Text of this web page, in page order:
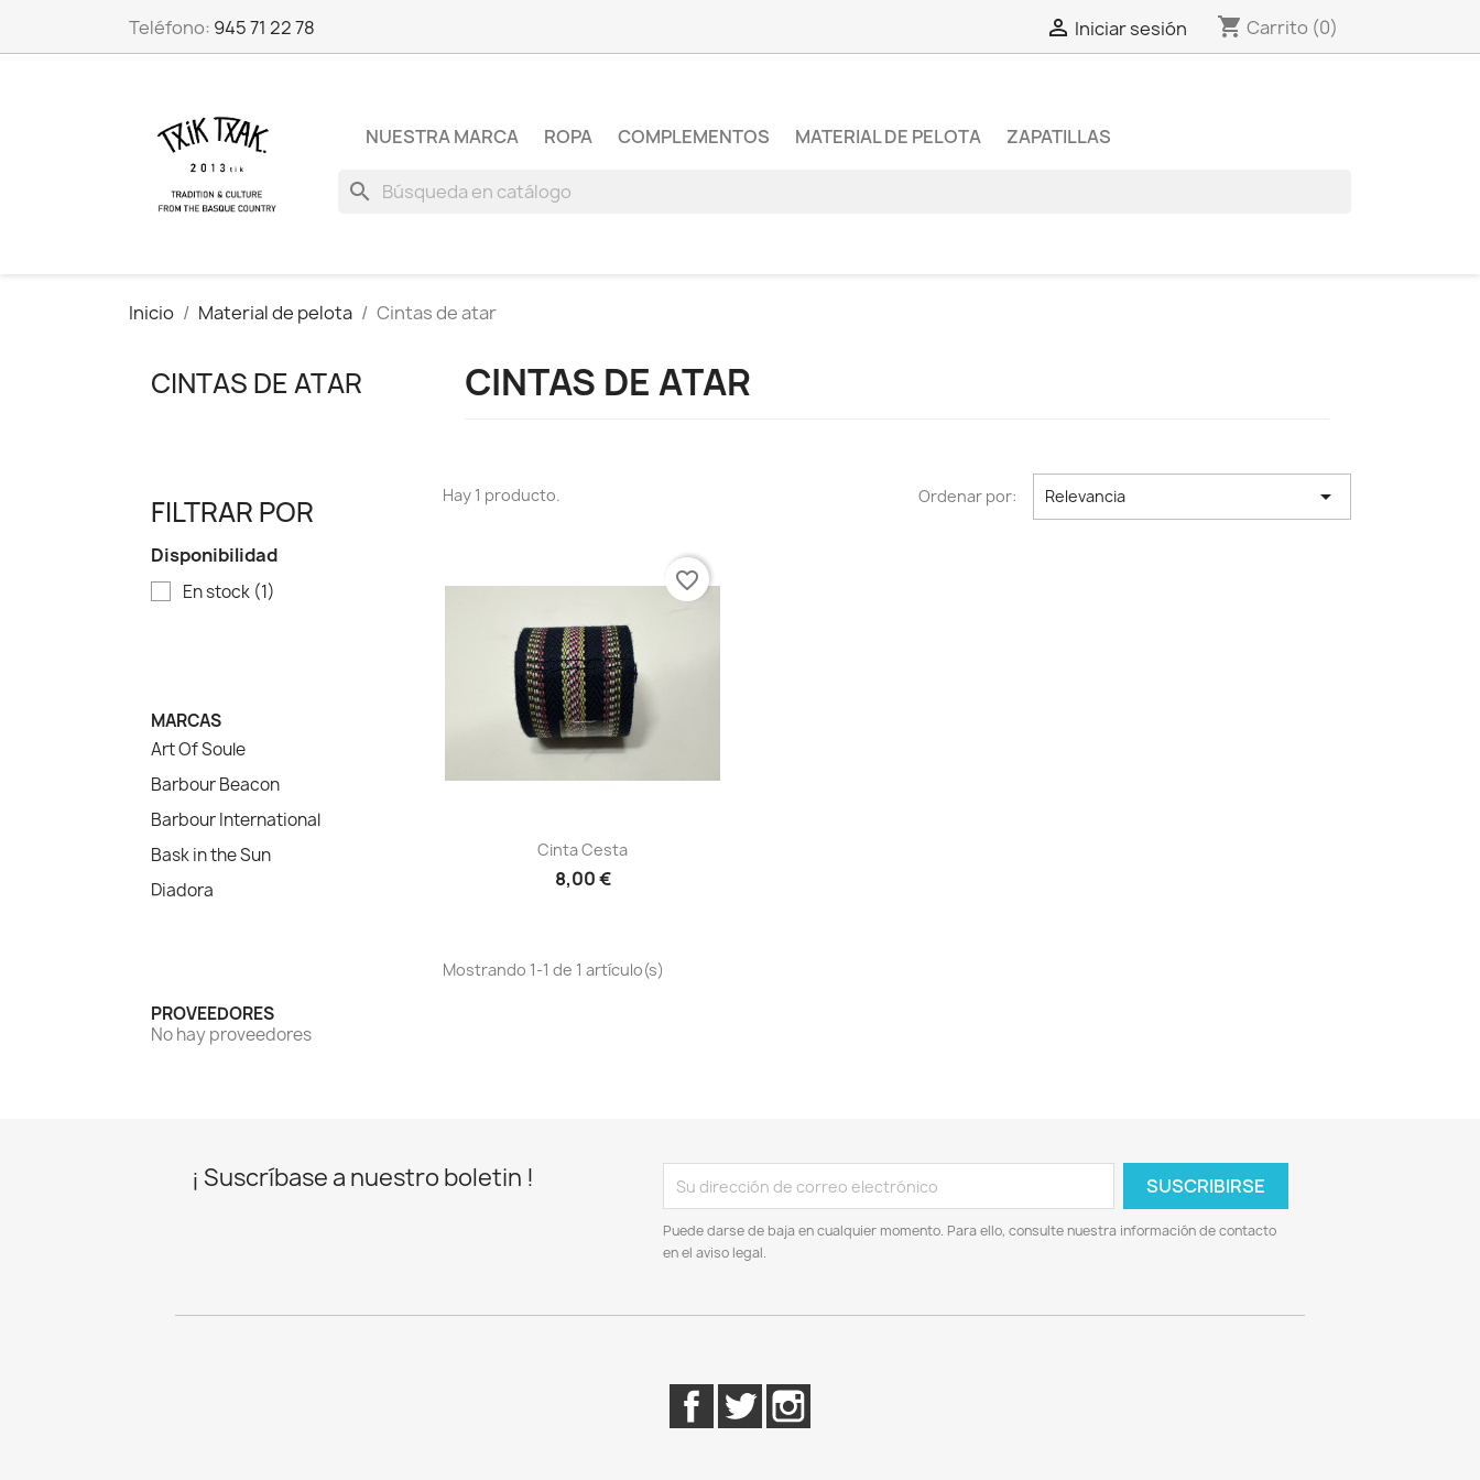
Teléfono: 945 71 22 78  Iniciar sesión shopping_cart Carrito (0)
NUESTRA MARCA ROPA COMPLEMENTOS MATERIAL DE PELOTA ZAPATILLAS
search
Inicio Material de pelota Cintas de atar
CINTAS DE ATAR
FILTRAR POR
Disponibilidad
En stock (1)
MARCAS
Art Of Soule
Barbour Beacon
Barbour International
Bask in the Sun
Diadora
PROVEEDORES
No hay proveedores
CINTAS DE ATAR
Hay 1 producto. Ordenar por: Relevancia 
Vista rápida
Cinta Cesta
8,00 €
favorite_border
Mostrando 1-1 de 1 artículo(s)
¡ Suscríbase a nuestro boletin !
Puede darse de baja en cualquier momento. Para ello, consulte nuestra información de contacto
en el aviso legal.
Facebook
Twitter